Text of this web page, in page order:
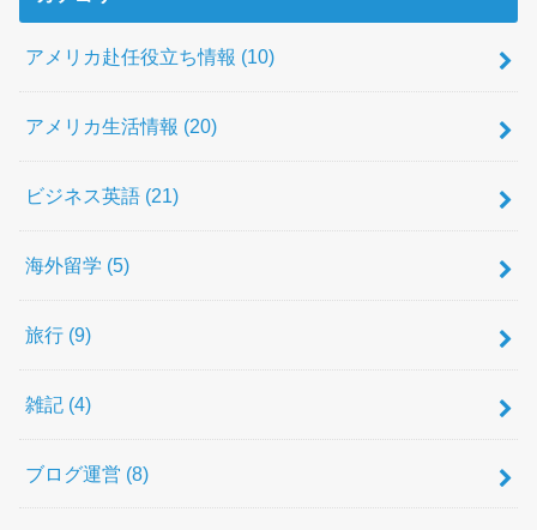
アメリカ赴任役立ち情報 (10)
アメリカ生活情報 (20)
ビジネス英語 (21)
海外留学 (5)
旅行 (9)
雑記 (4)
ブログ運営 (8)